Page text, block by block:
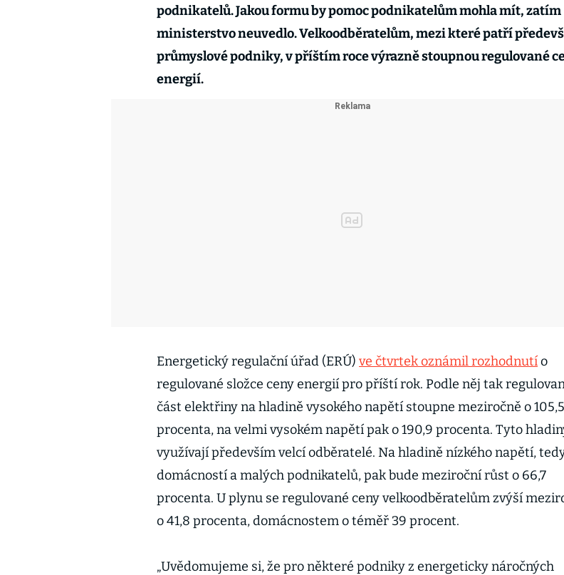
podnikatelů. Jakou formu by pomoc podnikatelům mohla mít, zatím
ministerstvo neuvedlo. Velkoodběratelům, mezi které patří
průmyslové podniky, v příštím roce výrazně stoupnou regulované
energií.
Energetický regulační úřad (ERÚ) ve čtvrtek oznámil rozhodnutío
regulované složce ceny energií pro příští rok. Podle něj tak
část elektřiny na hladině vysokého napětí stoupne meziročně o 105,5
procenta, na velmi vysokém napětí pak o 190,9 procenta. Tyto
využívají především velcí odběratelé. Na hladině nízkého napětí,
domácností a malých podnikatelů, pak bude meziroční růst o 66,7
procenta. U plynu se regulované ceny velkoodběratelům zvýší
o 41,8 procenta, domácnostem o téměř 39 procent.
„Uvědomujeme si, že pro některé podniky z energeticky náročných